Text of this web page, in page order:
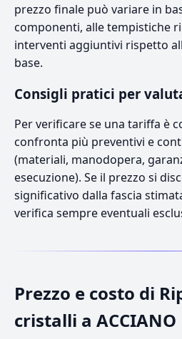
prezzo finale può variare in
componenti, alle tempistiche
interventi aggiuntivi rispetto
base.
Consigli pratici per
Per verificare se una tariffa è
confronta più preventivi e
(materiali, manodopera,
esecuzione). Se il prezzo si
significativo dalla fascia
verifica sempre eventuali
Prezzo e costo di
cristalli a ACCIANO